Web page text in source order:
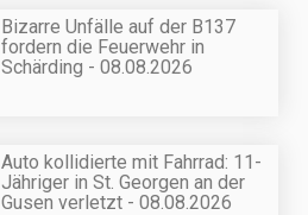
Bizarre Unfälle auf der B137
fordern die Feuerwehr in
Schärding - 08.08.2026
Auto kollidierte mit Fahrrad: 11-
Jähriger in St. Georgen an der
Gusen verletzt - 08.08.2026